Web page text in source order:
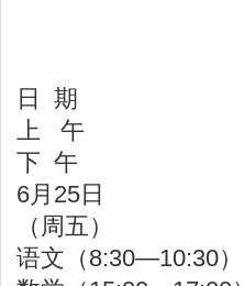
日 期
上 午
下 午
6月25日
（周五）
语文（8:30—10:30）